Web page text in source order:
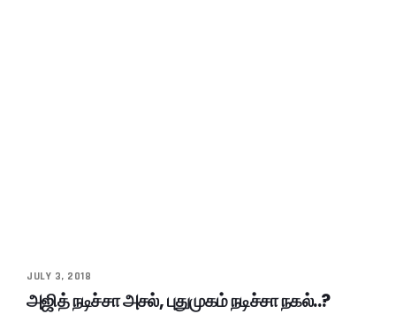
JULY 3, 2018
அஜித் நடிச்சா அசல், புதுமுகம் நடிச்சா நகல்..?